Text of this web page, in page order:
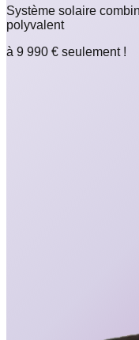
Système solaire
polyvalent
à 9 990 € seulement !